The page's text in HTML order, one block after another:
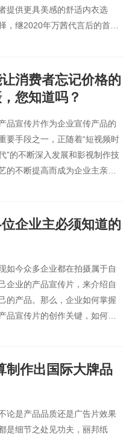
提供更具美感的舒适内衣选
，继2020年万茜代言后的首次
将女性本身的美解放出来，用6
女性的经历回到美的探讨上，
不是问题，谁说了算，才是真
的问题.
消费者忘记价格的
您知道吗？
品宣传片作为企业宣传产品的
要手段之一，正随着“短视频时
”的不断深入发展和影视制作技
的不断提高而成为企业主亲睐
“情感共鸣”，更能在宣传产品的
时，引起广泛的关注，获得更
摄达到好的效果？下面这些点
不可少。
企业主必须知道的
如今众多企业都在拍摄属于自
企业的产品宣传片，来介绍自
的产品。那么，企业如何掌握
品宣传片的创作关键，如何使
制作出国际大牌品
论是产品品质还是广告片效果
是细节之处见功夫，丽邦纸